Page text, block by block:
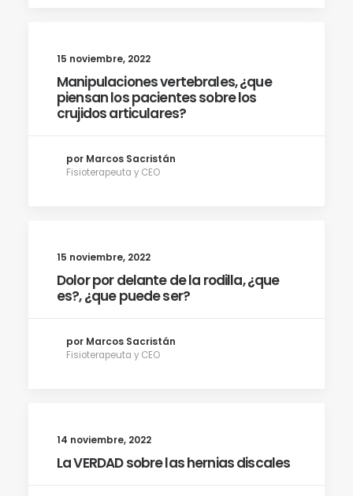
15 noviembre, 2022
Manipulaciones vertebrales, ¿que
piensan los pacientes sobre los
crujidos articulares?
por Marcos Sacristán
Fisioterapeuta y CEO
15 noviembre, 2022
Dolor por delante de la rodilla, ¿que
es?, ¿que puede ser?
por Marcos Sacristán
Fisioterapeuta y CEO
14 noviembre, 2022
La VERDAD sobre las hernias discales